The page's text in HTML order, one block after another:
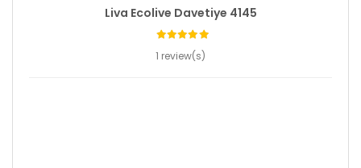
Liva Ecolive Davetiye 4145
1 review(s)